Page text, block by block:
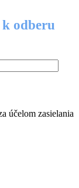
odberu
účelom zasielania